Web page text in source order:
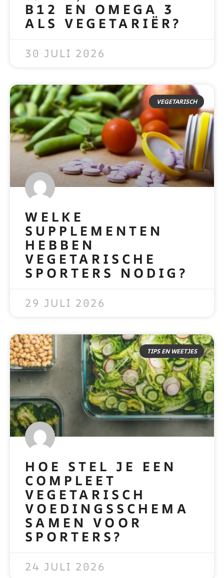
B12 EN OMEGA 3
ALS VEGETARIËR?
30 JULI 2026
VEGETARISCH
WELKE
SUPPLEMENTEN
HEBBEN
VEGETARISCHE
SPORTERS NODIG?
29 JULI 2026
TIPS EN WEETJES
HOE STEL JE EEN
COMPLEET
VEGETARISCH
VOEDINGSSCHEMA
SAMEN VOOR
SPORTERS?
24 JULI 2026